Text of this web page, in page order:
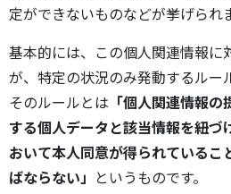
定ができないものなどが挙げられ
基本的には、この個人関連情報に
が、特定の状況のみ発動するルー
そのルールとは 「個人関連情報
する個人データと該当情報を紐づ
おいて本人同意が得られているこ
ばならない」 というものです。